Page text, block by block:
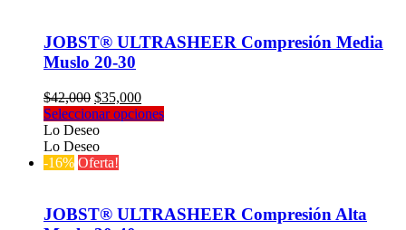
JOBST® ULTRASHEER Compresión Media
Muslo 20-30
$42,000 El
precio
original
era:
$42,000.
$35,000El
precio
Seleccionar opcionesEste
opciones
se
Lo Deseo
Lo Deseo
-16% Oferta!
JOBST® ULTRASHEER Compresión Alta